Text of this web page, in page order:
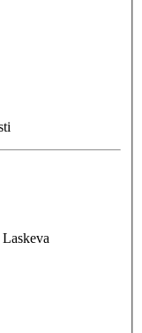
Laskeva